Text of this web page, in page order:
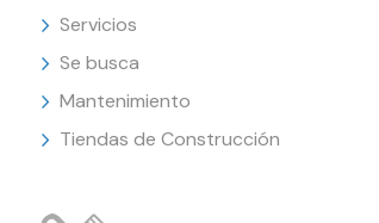
Servicios
Se busca
Mantenimiento
Tiendas de Construcción